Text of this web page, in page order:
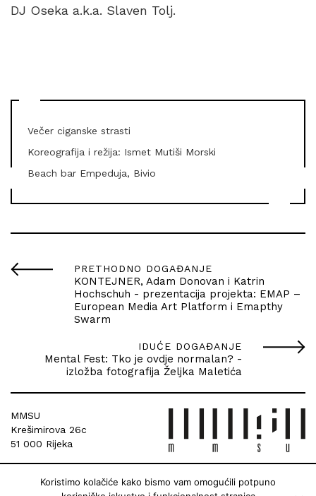
DJ Oseka a.k.a. Slaven Tolj.
Večer ciganske strasti
Koreografija i režija: Ismet Mutiši Morski
Beach bar Empeduja, Bivio
PRETHODNO DOGAĐANJE
KONTEJNER, Adam Donovan i Katrin
Hochschuh - prezentacija projekta: EMAP –
European Media Art Platform i Emapthy
Swarm
IDUĆE DOGAĐANJE
Mental Fest: Tko je ovdje normalan? -
izložba fotografija Željka Maletića
MMSU
Krešimirova 26c
51 000 Rijeka
Koristimo kolačiće kako bismo vam omogućili potpuno